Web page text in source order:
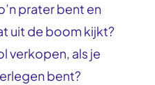
prater bent en
uit de boom kijkt?
verkopen, als je
bent?